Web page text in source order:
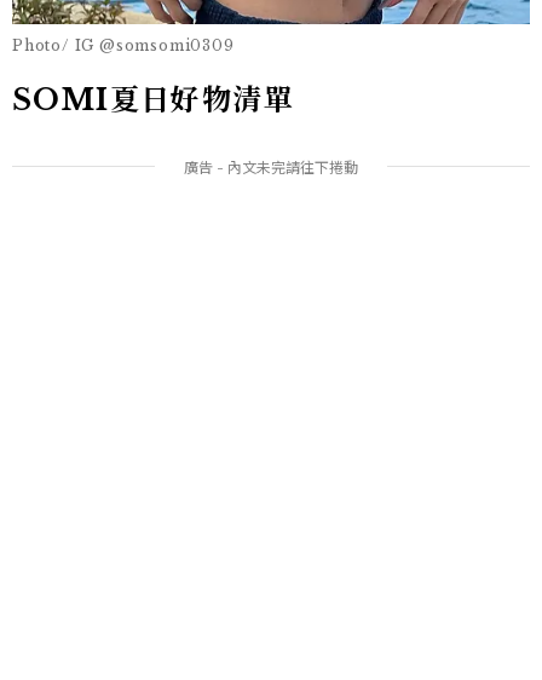
Photo/ IG @somsomi0309
SOMI夏日好物清單